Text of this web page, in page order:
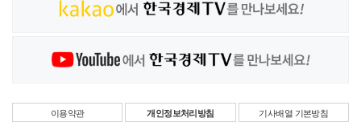
이용약관 개인정보처리방침 기사배열 기본방침